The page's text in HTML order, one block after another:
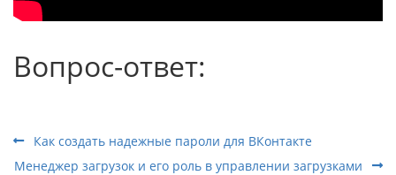
Вопрос-ответ:
Как создать надежные пароли для ВКонтакте
Менеджер загрузок и его роль в управлении загрузками